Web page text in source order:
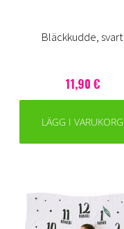
Bläckkudde, svart
11,90 €
LÄGG I VARUKORG